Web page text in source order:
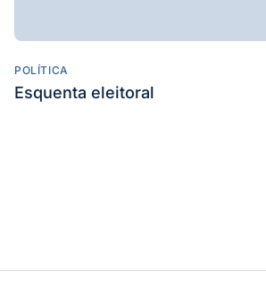
POLÍTICA
Esquenta eleitoral